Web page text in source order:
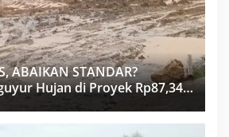
ABAIKAN STANDAR?
Hujan di Proyek Rp87,34
Konsultan, Pengawas dan